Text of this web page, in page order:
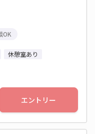
OK
休憩室あり
エントリー